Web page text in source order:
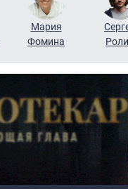
Мария
Фомина